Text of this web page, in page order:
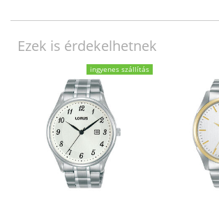
Ezek is érdekelhetnek
ingyenes szállítás